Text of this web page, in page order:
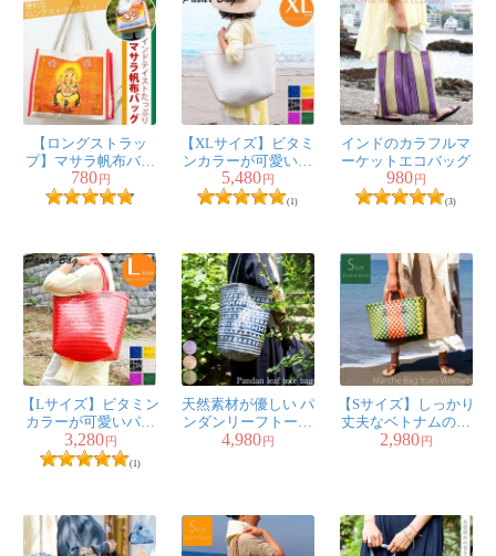
【ロングストラッ
プ】マサラ帆布バッ
グ デカい！頑丈！便
利！！
780 円
【XLサイズ】ビタミ
ンカラーが可愛いパ
サールバッ
グ-38cm×60cm
5,480 円
(1)
インドのカラフルマ
ーケットエコバッグ
980 円
(3)
【Lサイズ】ビタミン
カラーが可愛いパサ
ールバッ
グ-36cm×48cm
3,280円
(1)
天然素材が優しい パ
ンダンリーフトート
バッグ
4,980円
【Sサイズ】しっかり
丈夫なベトナムのマ
ルシェバッ
2,980円